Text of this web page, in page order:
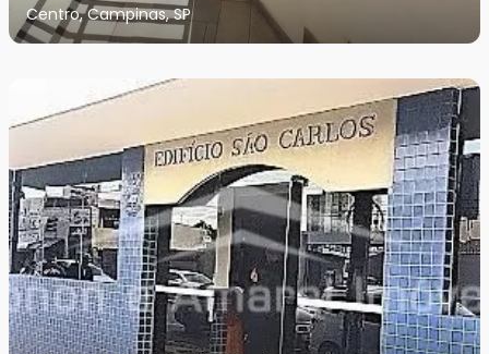
Centro, Campinas, SP